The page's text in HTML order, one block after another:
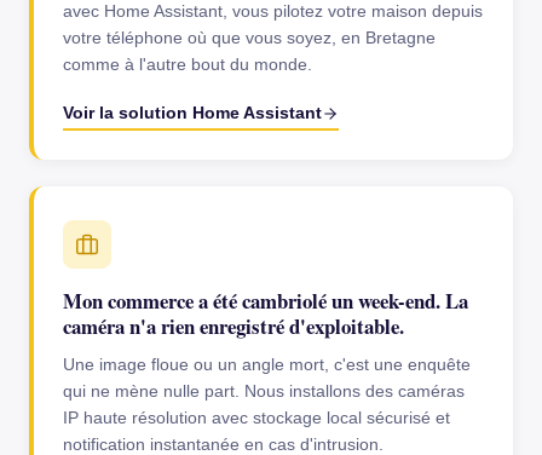
avec Home Assistant, vous pilotez votre maison depuis
votre téléphone où que vous soyez, en Bretagne
comme à l'autre bout du monde.
Voir la solution Home Assistant
Mon commerce a été cambriolé un week-end. La
caméra n'a rien enregistré d'exploitable.
Une image floue ou un angle mort, c'est une enquête
qui ne mène nulle part. Nous installons des caméras
IP haute résolution avec stockage local sécurisé et
notification instantanée en cas d'intrusion.